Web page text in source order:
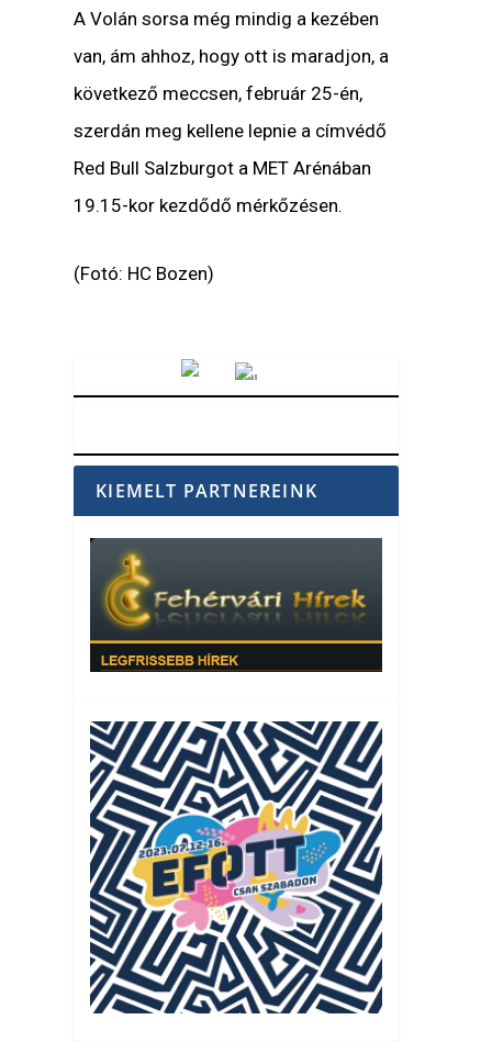
A Volán sorsa még mindig a kezében
van, ám ahhoz, hogy ott is maradjon, a
következő meccsen, február 25-én,
szerdán meg kellene lepnie a címvédő
Red Bull Salzburgot a MET Arénában
19.15-kor kezdődő mérkőzésen.
(Fotó: HC Bozen)
KIEMELT PARTNEREINK